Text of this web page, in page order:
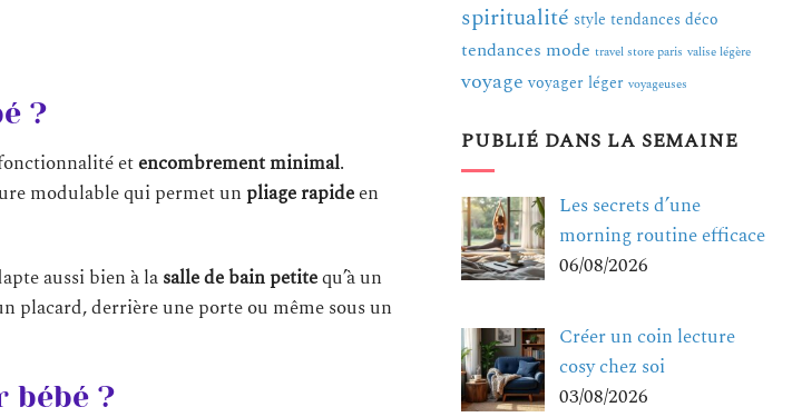
?
etencombrement minimal.
modulable qui permet un pliage rapideen
aussi bien à lasalle de bain petitequ’à un
placard, derrière une porte ou même sous un
?
spiritualité style tendances déco
tendances mode travel store paris valise légère
voyage voyager léger voyageuses
PUBLIÉ DANS LA SEMAINE
Les secrets d’une
morning routine efficace
06/08/2026
Créer un coin lecture
cosy chez soi
03/08/2026